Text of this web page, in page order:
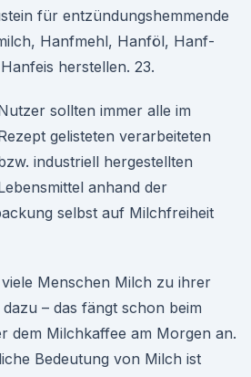
für entzündungshemmende
Hanfmehl, Hanföl, Hanf-
herstellen. 23.
sollten immer alle im
gelisteten verarbeiteten
industriell hergestellten
anhand der
selbst auf Milchfreiheit
Menschen Milch zu ihrer
– das fängt schon beim
dem Milchkaffee am Morgen an.
Bedeutung von Milch ist